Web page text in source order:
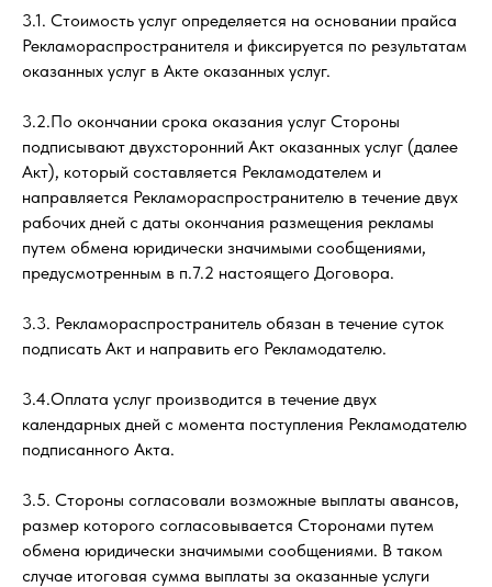
3.1. Стоимость услуг определяется на основании прайса
Рекламораспространителя и фиксируется по результатам
оказанных услуг в Акте оказанных услуг.
3.2.По окончании срока оказания услуг Стороны
подписывают двухсторонний Акт оказанных услуг (далее
Акт), который составляется Рекламодателем и
направляется Рекламораспространителю в течение двух
рабочих дней с даты окончания размещения рекламы
путем обмена юридически значимыми сообщениями,
предусмотренным в п.7.2 настоящего Договора.
3.3. Рекламораспространитель обязан в течение суток
подписать Акт и направить его Рекламодателю.
3.4.Оплата услуг производится в течение двух
календарных дней с момента поступления Рекламодателю
подписанного Акта.
3.5. Стороны согласовали возможные выплаты авансов,
размер которого согласовывается Сторонами путем
обмена юридически значимыми сообщениями. В таком
случае итоговая сумма выплаты за оказанные услуги